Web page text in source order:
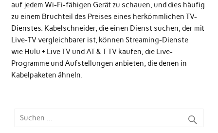
auf jedem Wi-Fi-fähigen Gerät zu schauen, und dies häufig
zu einem Bruchteil des Preises eines herkömmlichen TV-
Dienstes. Kabelschneider, die einen Dienst suchen, der mit
Live-TV vergleichbarer ist, können Streaming-Dienste
wie Hulu + Live TVundAT & T TVkaufen, die Live-
Programme und Aufstellungen anbieten, die denen in
Kabelpaketen ähneln.